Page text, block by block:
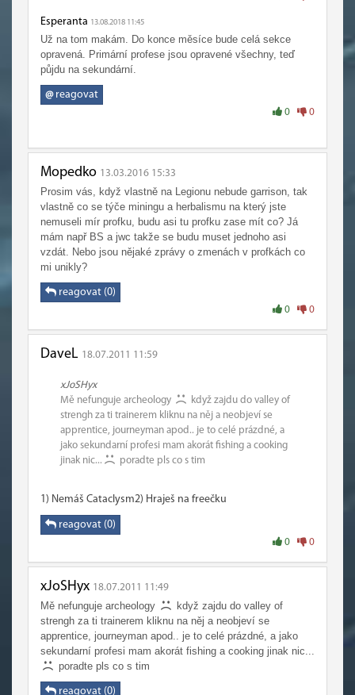
Esperanta 13.08.2018 11:45
Už na tom makám. Do konce měsíce bude celá sekce
opravená. Primární profese jsou opravené všechny, teď
půjdu na sekundární.
@reagovat
0 0
Mopedko 13.03.2016 15:33
Prosim vás, když vlastně na Legionu nebude garrison, tak
vlastně co se týče miningu a herbalismu na který jste
nemuseli mír profku, budu asi tu profku zase mít co? Já
mám např BS a jwc takže se budu muset jednoho asi
vzdát. Nebo jsou nějaké zprávy o zmenách v profkách co
mi unikly?
reagovat (0)
0 0
DaveL 18.07.2011 11:59
xJoSHyx
Mě nefunguje archeology
když zajdu do valley of
strengh za ti trainerem kliknu na něj a neobjeví se
apprentice, journeyman apod.. je to celé prázdné, a
jako sekundarní profesi mam akorát fishing a cooking
jinak nic...
poradte pls co s tim
1) Nemáš Cataclysm2) Hraješ na freečku
reagovat (0)
0 0
xJoSHyx 18.07.2011 11:49
Mě nefunguje archeology
když zajdu do valley of
strengh za ti trainerem kliknu na něj a neobjeví se
apprentice, journeyman apod.. je to celé prázdné, a jako
sekundarní profesi mam akorát fishing a cooking jinak nic...
poradte pls co s tim
reagovat (0)